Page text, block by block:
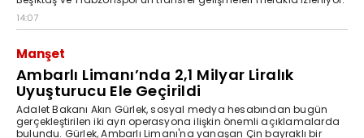
14:07
Manşet
Ambarlı Limanı’nda 2,1 Milyar Liralık
Uyuşturucu Ele Geçirildi
Adalet Bakanı Akın Gürlek, sosyal medya hesabından bugün
gerçekleştirilen iki ayrı operasyona ilişkin önemli açıklamalarda
bulundu. Gürlek, Ambarlı Limanı'na yanaşan Çin bayraklı bir